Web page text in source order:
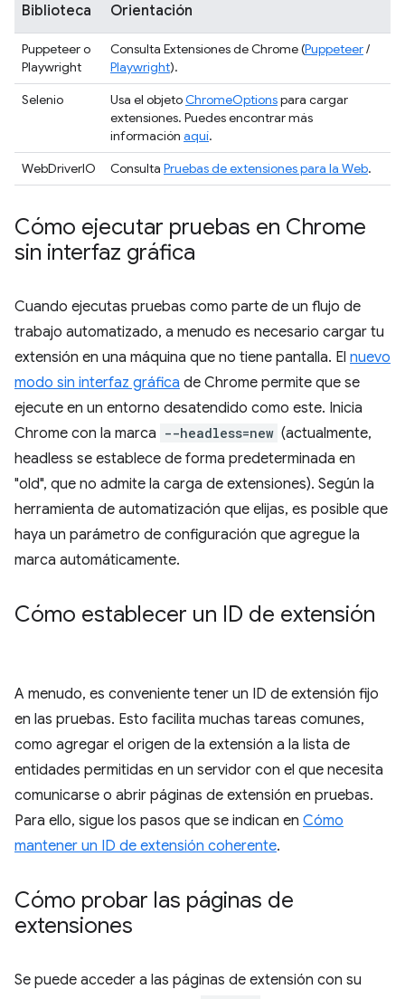
Biblioteca Orientación
Puppeteer o
Playwright
Consulta Extensiones de Chrome (Puppeteer/
Playwright).
Selenio
Usa el objetoChromeOptionspara cargar
extensiones. Puedes encontrar más
información aquí.
WebDriverIO
Consulta Pruebas de extensiones para la Web.
Cómo ejecutar pruebas en Chrome
sin interfaz gráfica
Cuando ejecutas pruebas como parte de un flujo de
trabajo automatizado, a menudo es necesario cargar tu
extensión en una máquina que no tiene pantalla. El nuevo
modo sin interfaz gráfica de Chrome permite que se
ejecute en un entorno desatendido como este. Inicia
Chrome con la marca --headless=new (actualmente,
headless se establece de forma predeterminada en
"old", que no admite la carga de extensiones). Según la
herramienta de automatización que elijas, es posible que
haya un parámetro de configuración que agregue la
marca automáticamente.
Cómo establecer un ID de extensión
A menudo, es conveniente tener un ID de extensión fijo
en las pruebas. Esto facilita muchas tareas comunes,
como agregar el origen de la extensión a la lista de
entidades permitidas en un servidor con el que necesita
comunicarse o abrir páginas de extensión en pruebas.
Para ello, sigue los pasos que se indican en Cómo
mantener un ID de extensión coherente.
Cómo probar las páginas de
extensiones
Se puede acceder a las páginas de extensión con su